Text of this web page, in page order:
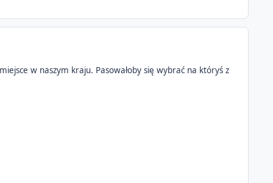
w naszym kraju. Pasowałoby się wybrać na któryś z